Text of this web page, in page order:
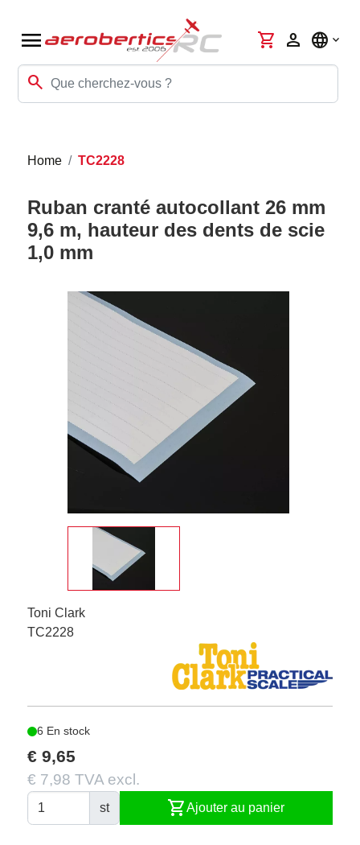
menu
search
shopping_cart person language
Home TC2228
Ruban cranté autocollant 26 mm
9,6 m, hauteur des dents de scie
1,0 mm
Toni Clark
TC2228
6 En stock
€ 9,65
€ 7,98 TVA excl.
st shopping_cartAjouter au panier